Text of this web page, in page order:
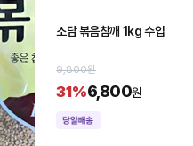
소담 볶음참깨 1kg 수입
9,800원
31%6,800원